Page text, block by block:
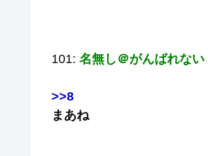
101: 名無し＠がんばれない
>>8
まあね